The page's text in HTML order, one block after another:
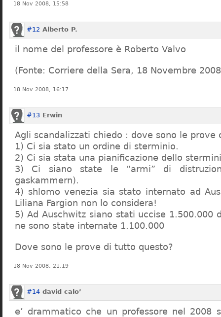
18 Nov 2008, 15:58
#12 Alberto P.
il nome del professore è Roberto Valvo
(Fonte: Corriere della Sera, 18 Novembre
18 Nov 2008, 16:17
#13 Erwin
Agli scandalizzati chiedo : dove sono le prove
1) Ci sia stato un ordine di sterminio.
2) Ci sia stata una pianificazione dello
3) Ci siano state le “armi” di
gaskammern).
4) shlomo venezia sia stato internato ad
Liliana Fargion non lo considera!
5) Ad Auschwitz siano stati uccise 1.500.000
ne sono state internate 1.100.000
Dove sono le prove di tutto questo?
18 Nov 2008, 21:19
#14 david calo’
e’ drammatico che un professore nel 2008